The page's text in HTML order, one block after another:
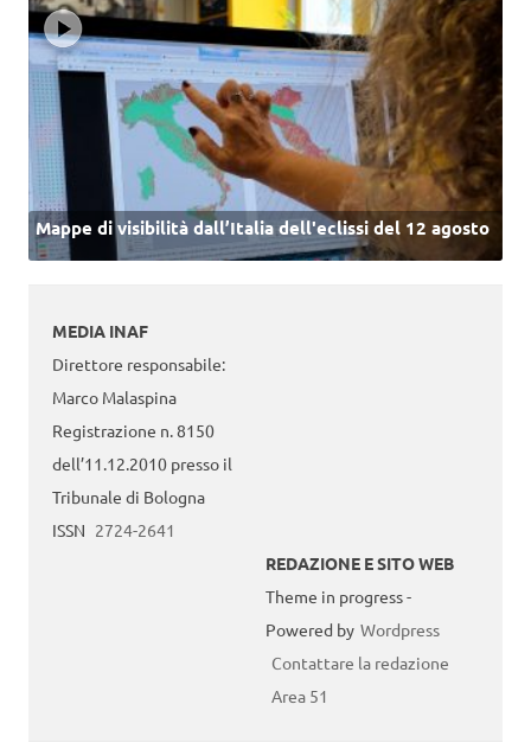
Mappe di visibilità dall’Italia dell'eclissi del 12 agosto
MEDIA INAF
Direttore responsabile:
Marco Malaspina
Registrazione n. 8150
dell’11.12.2010 presso il
Tribunale di Bologna
ISSN 2724-2641
REDAZIONE E SITO WEB
Theme in progress -
Powered by Wordpress
Contattare la redazione
Area 51